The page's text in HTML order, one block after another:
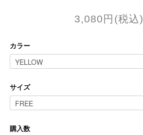
3,080円(税込)
カラー
サイズ
購入数